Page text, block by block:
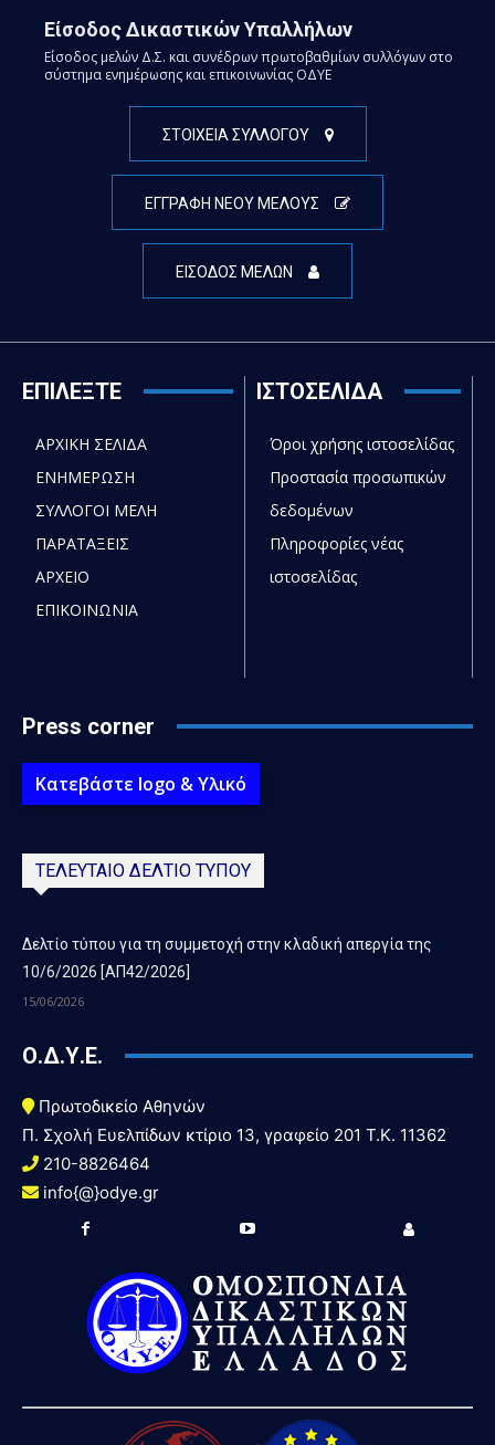
Είσοδος Δικαστικών Υπαλλήλων
Είσοδος μελών Δ.Σ. και συνέδρων πρωτοβαθμίων συλλόγων στο
σύστημα ενημέρωσης και επικοινωνίας ΟΔΥΕ
ΣΤΟΙΧΕΙΑ ΣΥΛΛΟΓΟΥ
ΕΓΓΡΑΦΗ ΝΕΟΥ ΜΕΛΟΥΣ
ΕΙΣΟΔΟΣ ΜΕΛΩΝ
ΕΠΙΛΕΞΤΕ
ΑΡΧΙΚΗ ΣΕΛΙΔΑ
ΕΝΗΜΕΡΩΣΗ
ΣΥΛΛΟΓΟΙ ΜΕΛΗ
ΠΑΡΑΤΑΞΕΙΣ
ΑΡΧΕΙΟ
ΕΠΙΚΟΙΝΩΝΙΑ
ΙΣΤΟΣΕΛΙΔΑ
Όροι χρήσης ιστοσελίδας
Προστασία προσωπικών
δεδομένων
Πληροφορίες νέας
ιστοσελίδας
Press corner
Κατεβάστε logo & Υλικό
ΤΕΛΕΥΤΑΙΟ ΔΕΛΤΙΟ ΤΥΠΟΥ
Δελτίο τύπου για τη συμμετοχή στην κλαδική απεργία της
10/6/2026 [ΑΠ42/2026]
15/06/2026
Ο.Δ.Υ.Ε.
Πρωτοδικείο Αθηνών
Π. Σχολή Ευελπίδων κτίριο 13, γραφείο 201 T.K. 11362
210-8826464
info{@}odye.gr